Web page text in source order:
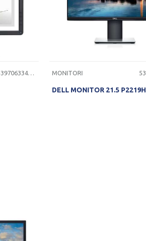
5397063348107 MONITORI
DELL MONITOR 21.5 P2219H